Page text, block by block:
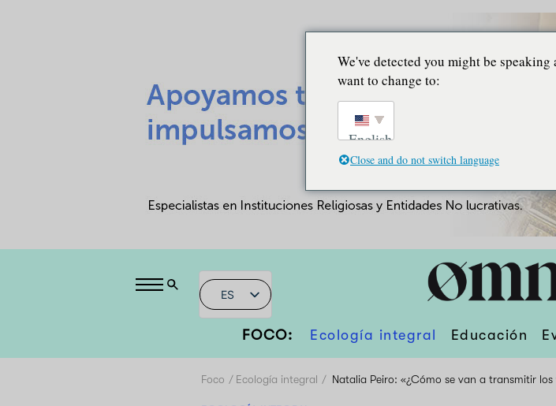
ES
FOCO: Ecología integral Educación
Foco Ecología integral Natalia Peiro: «¿Cómo se van a transmitir
We've detected you might be
want to change to:
English
Close and do not switch language